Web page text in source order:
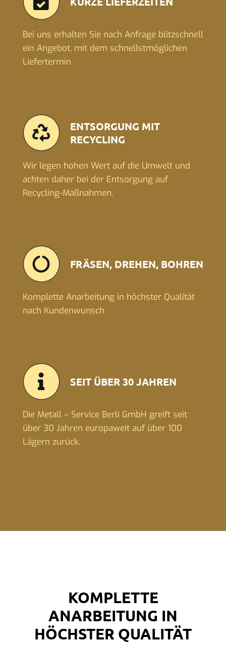
Bei uns erhalten Sie nach Anfrage blitzschnell
ein Angebot, mit dem schnellstmöglichen
Liefertermin
ENTSORGUNG MIT
RECYCLING
Wir legen hohen Wert auf die Umwelt und
achten daher bei der Entsorgung auf
Recycling-Maßnahmen.
FRÄSEN, DREHEN, BOHREN
Komplette Anarbeitung in höchster Qualität
nach Kundenwunsch
SEIT ÜBER 30 JAHREN
Die Metall – Service Berli GmbH greift seit
über 30 Jahren europaweit auf über 100
Lägern zurück.
KOMPLETTE
ANARBEITUNG IN
HÖCHSTER QUALITÄT